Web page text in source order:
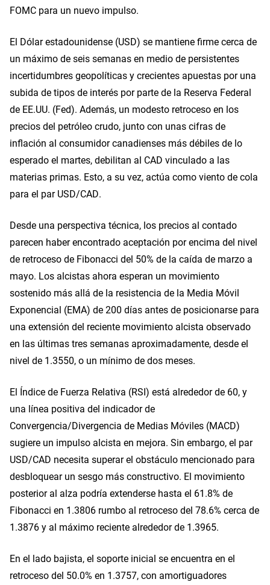
FOMC para un nuevo impulso.
El Dólar estadounidense (USD) se mantiene firme cerca de
un máximo de seis semanas en medio de persistentes
incertidumbres geopolíticas y crecientes apuestas por una
subida de tipos de interés por parte de la Reserva Federal
de EE.UU. (Fed). Además, un modesto retroceso en los
precios del petróleo crudo, junto con unas cifras de
inflación al consumidor canadienses más débiles de lo
esperado el martes, debilitan al CAD vinculado a las
materias primas. Esto, a su vez, actúa como viento de cola
para el par USD/CAD.
Desde una perspectiva técnica, los precios al contado
parecen haber encontrado aceptación por encima del nivel
de retroceso de Fibonacci del 50% de la caída de marzo a
mayo. Los alcistas ahora esperan un movimiento
sostenido más allá de la resistencia de la Media Móvil
Exponencial (EMA) de 200 días antes de posicionarse para
una extensión del reciente movimiento alcista observado
en las últimas tres semanas aproximadamente, desde el
nivel de 1.3550, o un mínimo de dos meses.
El Índice de Fuerza Relativa (RSI) está alrededor de 60, y
una línea positiva del indicador de
Convergencia/Divergencia de Medias Móviles (MACD)
sugiere un impulso alcista en mejora. Sin embargo, el par
USD/CAD necesita superar el obstáculo mencionado para
desbloquear un sesgo más constructivo. El movimiento
posterior al alza podría extenderse hasta el 61.8% de
Fibonacci en 1.3806 rumbo al retroceso del 78.6% cerca de
1.3876 y al máximo reciente alrededor de 1.3965.
En el lado bajista, el soporte inicial se encuentra en el
retroceso del 50.0% en 1.3757, con amortiguadores